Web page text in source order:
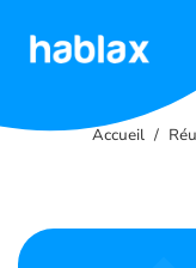
Accueil